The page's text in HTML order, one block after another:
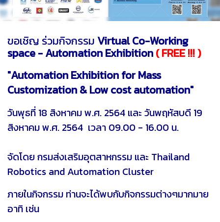
ขอเชิญ ร่วมกิจกรรม Virtual Co-Working
space - Automation Exhibition( FREE !!! )
"Automation Exhibition for Mass
Customization & Low cost automation"
วันพุธที่ 18 สิงหาคม พ.ศ. 2564 และ วันพฤหัสบดี 19
สิงหาคม พ.ศ. 2564 เวลา 09.00 - 16.00 น.
จัดโดย กรมส่งเสริมอุตสาหกรรม และ Thailand
Robotics and Automation Cluster
ภายในกิจกรรม ท่านจะได้พบกับกิจกรรมต่างๆมากมาย
อาทิ เช่น